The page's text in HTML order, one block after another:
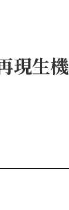
現生機